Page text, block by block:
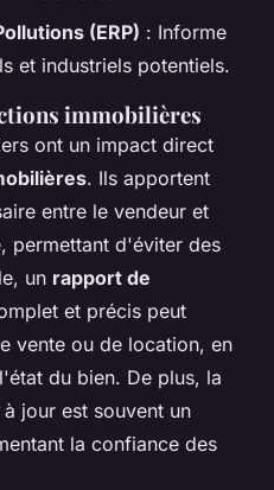
(ERP) : Informe
et industriels potentiels.
immobilières
ont un impact direct
. Ils apportent
entre le vendeur et
permettant d'éviter des
un rapport de
et précis peut
vente ou de location, en
du bien. De plus, la
jour est souvent un
la confiance des